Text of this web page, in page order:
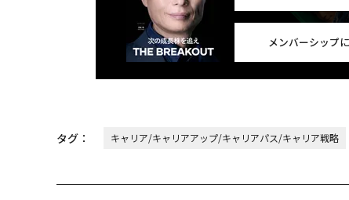
メンバーシップ
タグ： キャリア/キャリアアップ/キャリアパス/キャリア戦略